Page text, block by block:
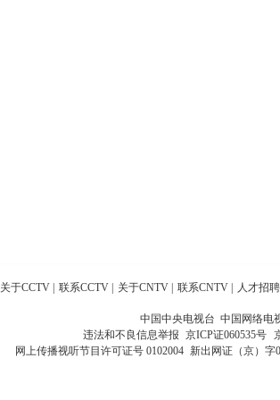
关于CCTV 联系CCTV 关于CNTV 联系CNTV 人才招聘
中国中央电视台 中国网络电
违法和不良信息举报 京ICP证060535号
网上传播视听节目许可证号 0102004 新出网证（京）